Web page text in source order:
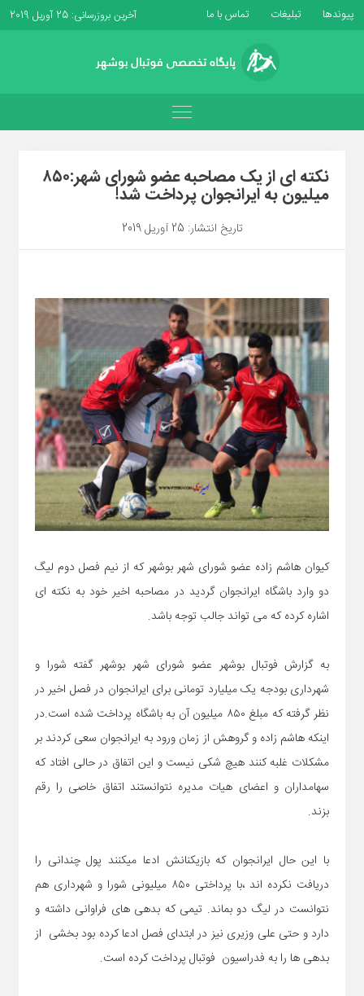
پیوندها تبلیغات تماس با ما آخرین بروزرسانی: 25 آوریل 2019
نکته ای از یک مصاحبه عضو شورای شهر:۸۵۰
میلیون به ایرانجوان پرداخت شد!
تاریخ انتشار: 25 آوریل 2019
کیوان هاشم زاده عضو شورای شهر بوشهر که از نیم فصل دوم لیگ
دو وارد باشگاه ایرانجوان گردید در مصاحبه اخیر خود به نکته ای
اشاره کرده که می تواند جالب توجه باشد.
به گزارش فوتبال بوشهر عضو شورای شهر بوشهر گفته شورا و
شهرداری بودجه یک میلیارد تومانی برای ایرانجوان در فصل اخیر در
نظر گرفته که مبلغ ۸۵۰ میلیون آن به باشگاه پرداخت شده است.در
اینکه هاشم زاده و گروهش از زمان ورود به ایرانجوان سعی کردند بر
مشکلات غلبه کنند هیچ شکی نیست و این اتفاق در حالی افتاد که
سهامداران و اعضای هیات مدیره نتوانستند اتفاق خاصی را رقم
بزند.
با این حال ایرانجوان که بازیکنانش ادعا میکنند پول چندانی را
دریافت نکرده اند ،با پرداختی ۸۵۰ میلیونی شورا و شهرداری هم
نتوانست در لیگ دو بماند. تیمی که بدهی های فراوانی داشته و
دارد و حتی علی وزیری نیز در ابتدای فصل ادعا کرده بود بخشی از
بدهی ها را به فدراسیون فوتبال پرداخت کرده است.